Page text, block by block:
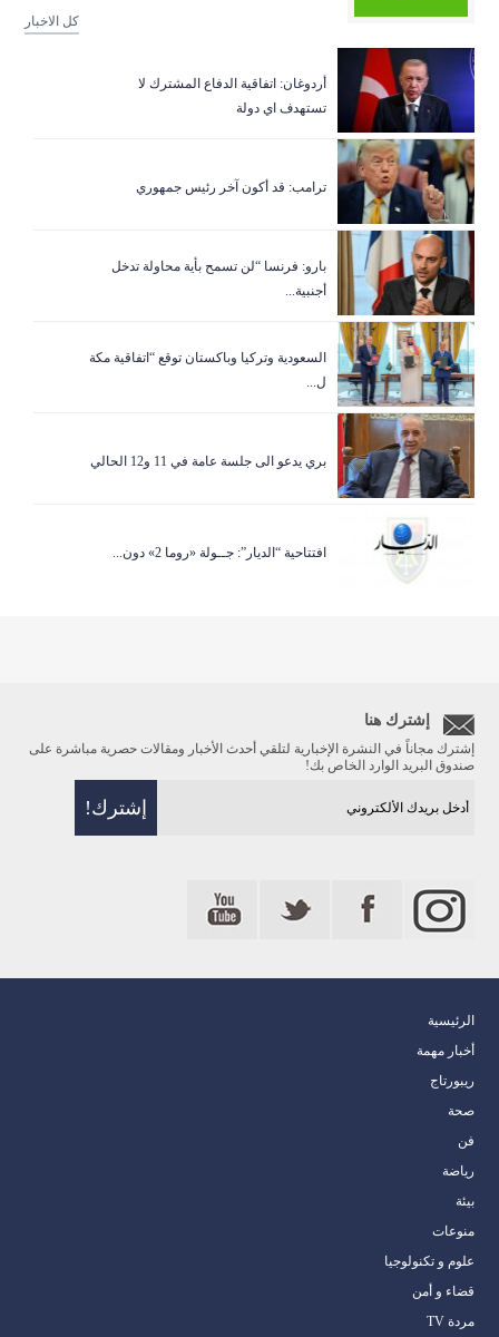
كل الاخبار
أردوغان: اتفاقية الدفاع المشترك لا
تستهدف اي دولة
ترامب: قد أكون آخر رئيس جمهوري
بارو: فرنسا “لن تسمح بأية محاولة تدخل
أجنبية...
السعودية وتركيا وباكستان توقع “اتفاقية مكة
ل...
بري يدعو الى جلسة عامة في 11 و12 الحالي
افتتاحية “الديار”: جــولة «روما 2» دون...
إشترك هنا
إشترك مجاناً في النشرة الإخبارية لتلقي أحدث الأخبار ومقالات حصرية مباشرة على
صندوق البريد الوارد الخاص بك!
الرئيسية
أخبار مهمة
ريبورتاج
صحة
فن
رياضة
بيئة
منوعات
علوم و تكنولوجيا
قضاء و أمن
مردة TV